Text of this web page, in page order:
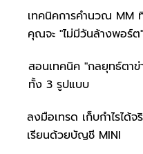
เทคนิคการคำนวณ MM
คุณจะ "ไม่มีวันล้างพอร์ต"
สอนเทคนิค "กลยุทธ์ตา
ทั้ง 3 รูปแบบ
ลงมือเทรด เก็บกำไรได้จ
เรียนด้วยบัญชี MINI